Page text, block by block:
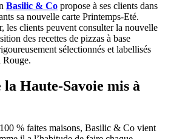
Basilic & Co propose à ses clients dans
sa nouvelle carte Printemps-Eté.
les clients peuvent consulter la nouvelle
des recettes de pizzas à base
sélectionnés et labellisés
Haute-Savoie mis à
% faites maisons, Basilic & Co vient